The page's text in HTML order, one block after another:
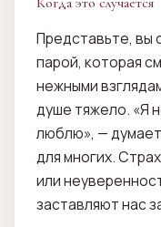
Представьте, вы
парой, которая
нежными
душе тяжело. «Я
люблю», —
для многих.
или
заставляют нас